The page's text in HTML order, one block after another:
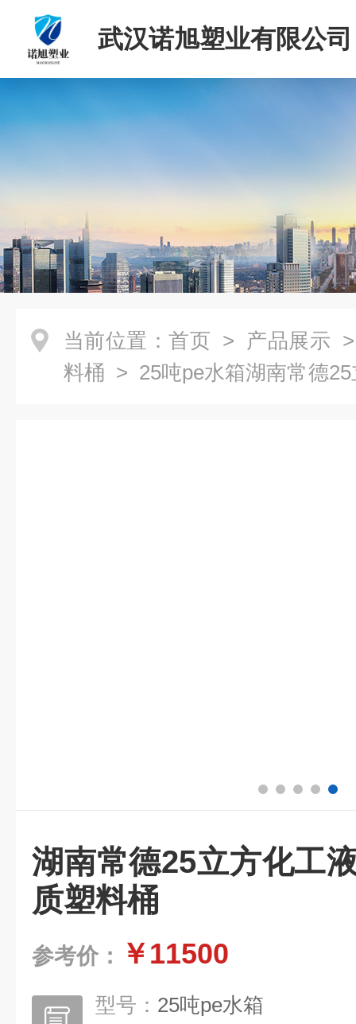
武汉诺旭塑业有限公司
当前位置： 首页 > 产品展示
料桶 > 25吨pe水箱湖南常德
湖南常德25立方化工
质塑料桶
参考价： ￥11500
型号： 25吨pe水箱